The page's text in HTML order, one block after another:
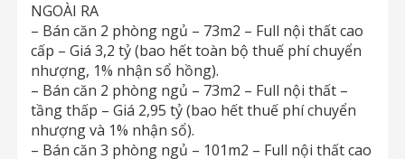
NGOÀI RA
– Bán căn 2 phòng ngủ – 73m2 – Full nội thất cao
cấp – Giá 3,2 tỷ (bao hết toàn bộ thuế phí chuyển
nhượng, 1% nhận sổ hồng).
– Bán căn 2 phòng ngủ – 73m2 – Full nội thất –
tầng thấp – Giá 2,95 tỷ (bao hết thuế phí chuyển
nhượng và 1% nhận sổ).
– Bán căn 3 phòng ngủ – 101m2 – Full nội thất cao